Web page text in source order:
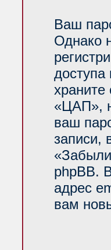
Ваш
Однако
храните
«ЦАП»,
ваш
записи,
phpBB.
адрес
вам